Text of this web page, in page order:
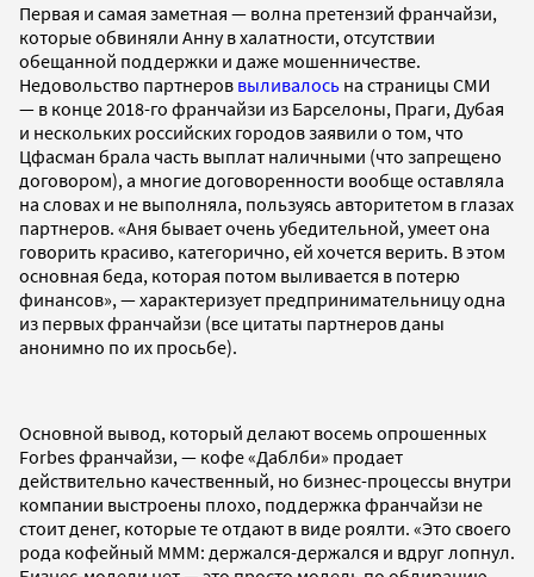
Первая и самая заметная — волна претензий франчайзи,
которые обвиняли Анну в халатности, отсутствии
обещанной поддержки и даже мошенничестве.
Недовольство партнеров выливалось на страницы СМИ
— в конце 2018-го франчайзи из Барселоны, Праги, Дубая
и нескольких российских городов заявили о том, что
Цфасман брала часть выплат наличными (что запрещено
договором), а многие договоренности вообще оставляла
на словах и не выполняла, пользуясь авторитетом в глазах
партнеров. «Аня бывает очень убедительной, умеет она
говорить красиво, категорично, ей хочется верить. В этом
основная беда, которая потом выливается в потерю
финансов», — характеризует предпринимательницу одна
из первых франчайзи (все цитаты партнеров даны
анонимно по их просьбе).
Основной вывод, который делают восемь опрошенных
Forbes франчайзи, — кофе «Даблби» продает
действительно качественный, но бизнес-процессы внутри
компании выстроены плохо, поддержка франчайзи не
стоит денег, которые те отдают в виде роялти. «Это своего
рода кофейный МММ: держался-держался и вдруг лопнул.